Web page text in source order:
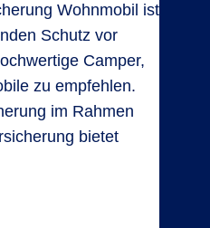
Wohnmobil ist
Schutz vor
Camper,
zu empfehlen.
im Rahmen
bietet